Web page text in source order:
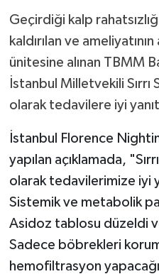
Geçirdiği kalp
kaldırılan ve
ünitesine alınan TBMM
İstanbul Milletvekili
olarak tedavilere iyi
İstanbul Florence
yapılan açıklamada,
olarak tedavilerimize iyi
Sistemik ve metabolik
Asidoz tablosu düzeldi
Sadece böbrekleri
hemofiltrasyon